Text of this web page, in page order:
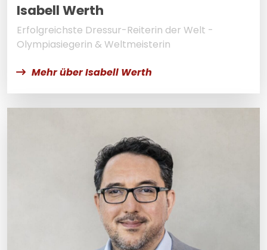
Isabell Werth
Erfolgreichste Dressur-Reiterin der Welt -
Olympiasiegerin & Weltmeisterin
Mehr über Isabell Werth